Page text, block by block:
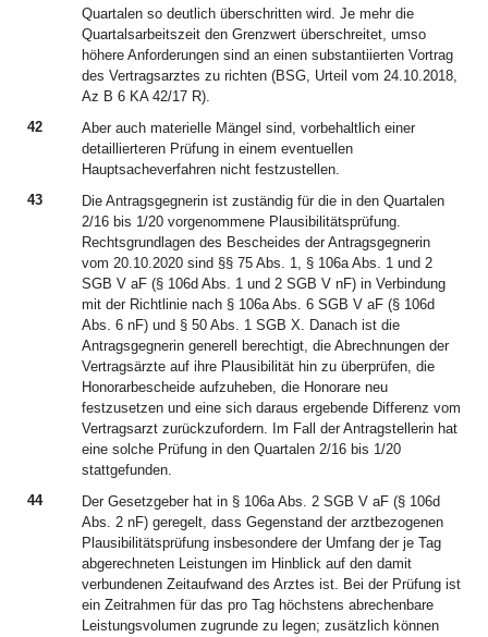
Quartalen so deutlich überschritten wird. Je mehr die
Quartalsarbeitszeit den Grenzwert überschreitet, umso
höhere Anforderungen sind an einen substantiierten Vortrag
des Vertragsarztes zu richten (BSG, Urteil vom 24.10.2018,
Az B 6 KA 42/17 R).
42
Aber auch materielle Mängel sind, vorbehaltlich einer
detaillierteren Prüfung in einem eventuellen
Hauptsacheverfahren nicht festzustellen.
43
Die Antragsgegnerin ist zuständig für die in den Quartalen
2/16 bis 1/20 vorgenommene Plausibilitätsprüfung.
Rechtsgrundlagen des Bescheides der Antragsgegnerin
vom 20.10.2020 sind §§ 75 Abs. 1, § 106a Abs. 1 und 2
SGB V aF (§ 106d Abs. 1 und 2 SGB V nF) in Verbindung
mit der Richtlinie nach § 106a Abs. 6 SGB V aF (§ 106d
Abs. 6 nF) und § 50 Abs. 1 SGB X. Danach ist die
Antragsgegnerin generell berechtigt, die Abrechnungen der
Vertragsärzte auf ihre Plausibilität hin zu überprüfen, die
Honorarbescheide aufzuheben, die Honorare neu
festzusetzen und eine sich daraus ergebende Differenz vom
Vertragsarzt zurückzufordern. Im Fall der Antragstellerin hat
eine solche Prüfung in den Quartalen 2/16 bis 1/20
stattgefunden.
44
Der Gesetzgeber hat in § 106a Abs. 2 SGB V aF (§ 106d
Abs. 2 nF) geregelt, dass Gegenstand der arztbezogenen
Plausibilitätsprüfung insbesondere der Umfang der je Tag
abgerechneten Leistungen im Hinblick auf den damit
verbundenen Zeitaufwand des Arztes ist. Bei der Prüfung ist
ein Zeitrahmen für das pro Tag höchstens abrechenbare
Leistungsvolumen zugrunde zu legen; zusätzlich können